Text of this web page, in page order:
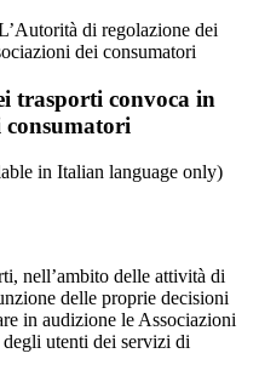
di regolazione dei
dei consumatori
trasporti convoca in
consumatori
in Italian language only)
nell’ambito delle attività di
delle proprie decisioni
in audizione le Associazioni
degli utenti dei servizi di